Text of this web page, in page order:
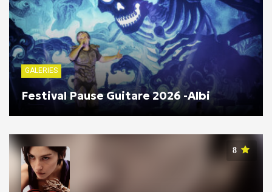
GALERIES
Festival Pause Guitare 2026 -Albi
8